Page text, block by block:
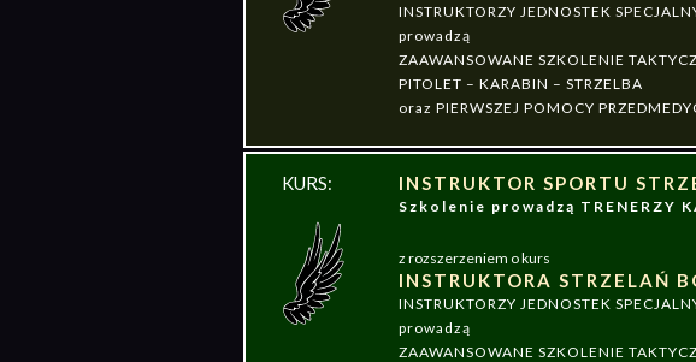
INSTRUKTORZY JEDNOSTEK
prowadzą
ZAAWANSOWANE SZKOLENIE
PITOLET – KARABIN – STRZELBA
oraz PIERWSZEJ POMOCY
KURS: INSTRUKTOR SPORTU
Szkolenie prowadzą TRENERZY
z rozszerzeniem o kurs
INSTRUKTORA STRZELAŃ
INSTRUKTORZY JEDNOSTEK
prowadzą
ZAAWANSOWANE SZKOLENIE